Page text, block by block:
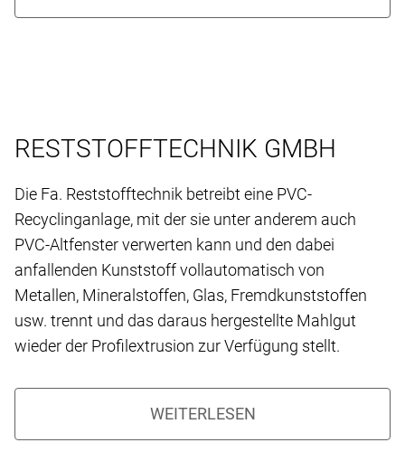
RESTSTOFFTECHNIK GMBH
Die Fa. Reststofftechnik betreibt eine PVC-
Recyclinganlage, mit der sie unter anderem auch
PVC-Altfenster verwerten kann und den dabei
anfallenden Kunststoff vollautomatisch von
Metallen, Mineralstoffen, Glas, Fremdkunststoffen
usw. trennt und das daraus hergestellte Mahlgut
wieder der Profilextrusion zur Verfügung stellt.